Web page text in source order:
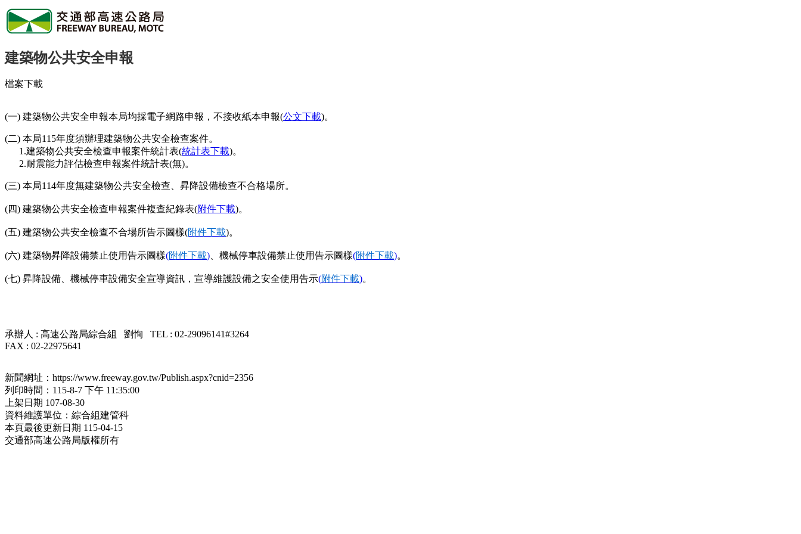
建築物公共安全申報
檔案下載
(一) 建築物公共安全申報本局均採電子網路申報，不接收紙本申報(公文下載)。
(二) 本局115年度須辦理建築物公共安全檢查案件。
1 .建築物公共安全檢查申報案件統計表(統計表下載)。
2.耐震能力評估檢查申報案件統計表(無)。
(三) 本局114年度無建築物公共安全檢查、昇降設備檢查不合格場所。
(四) 建築物公共安全檢查申報案件複查紀錄表(附件下載)。
(五) 建築物公共安全檢查不合場所告示圖樣(附件下載)。
(六) 建築物昇降設備禁止使用告示圖樣(附件下載) 、機械停車設備禁止使用告示圖樣(附件下載)。
(七) 昇降設備、機械停車設備安全宣導資訊，宣導維護設備之安全使用告示(附件下載)。
承辦人 : 高速公路局綜合組 劉恂 TEL : 02-29096141#3264
FAX : 02-22975641
新聞網址：https://www.freeway.gov.tw/Publish.aspx?cnid=2356
列印時間：115-8-7 下午 11:35:00
上架日期 107-08-30
資料維護單位：綜合組建管科
本頁最後更新日期 115-04-15
交通部高速公路局版權所有